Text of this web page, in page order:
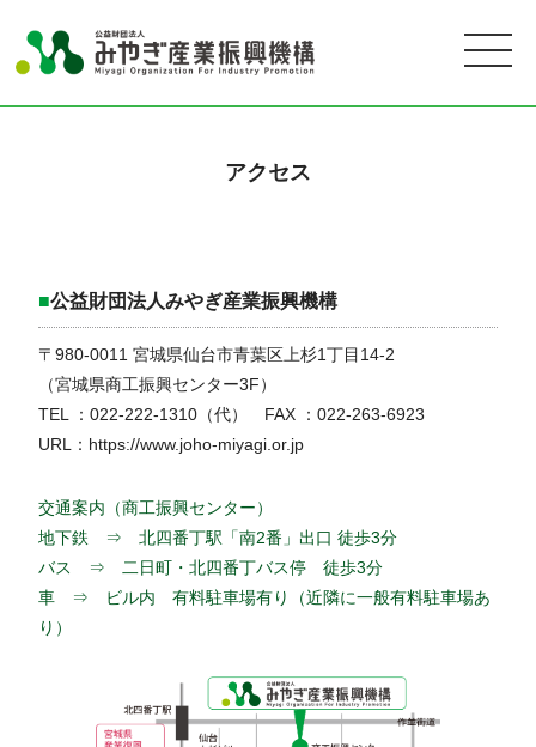
アクセス
■公益財団法人みやぎ産業振興機構
〒980-0011 宮城県仙台市青葉区上杉1丁目14-2
（宮城県商工振興センター3F）
TEL ：022-222-1310（代） FAX ：022-263-6923
URL：https://www.joho-miyagi.or.jp
交通案内（商工振興センター）
地下鉄 ⇒ 北四番丁駅「南2番」出口 徒歩3分
バス ⇒ 二日町・北四番丁バス停 徒歩3分
車 ⇒ ビル内 有料駐車場有り（近隣に一般有料駐車場あ
り）